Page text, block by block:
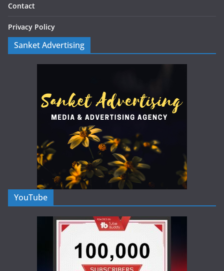
Contact
Privacy Policy
Sanket Advertising
YouTube